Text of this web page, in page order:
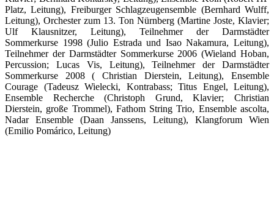
Platz, Leitung), Freiburger Schlagzeugensemble (Bernhard Wulff,
Leitung), Orchester zum 13. Ton Nürnberg (Martine Joste, Klavier;
Ulf Klausnitzer, Leitung), Teilnehmer der Darmstädter
Sommerkurse 1998 (Julio Estrada und Isao Nakamura, Leitung),
Teilnehmer der Darmstädter Sommerkurse 2006 (Wieland Hoban,
Percussion; Lucas Vis, Leitung), Teilnehmer der Darmstädter
Sommerkurse 2008 ( Christian Dierstein, Leitung), Ensemble
Courage (Tadeusz Wielecki, Kontrabass; Titus Engel, Leitung),
Ensemble Recherche (Christoph Grund, Klavier; Christian
Dierstein, große Trommel), Fathom String Trio, Ensemble ascolta,
Nadar Ensemble (Daan Janssens, Leitung), Klangforum Wien
(Emilio Pomárico, Leitung)